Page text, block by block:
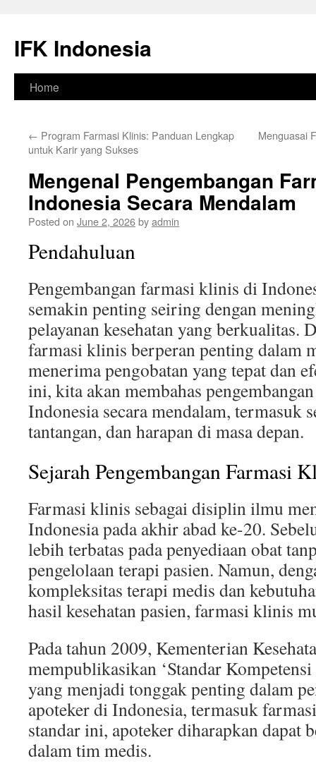
content
IFK Indonesia
Home
← Program Farmasi Klinis: Panduan Lengkap
untuk Karir yang Sukses
Menguasai
Mengenal Pengembangan
Indonesia Secara Mendalam
Posted on June 2, 2026byadmin
Pendahuluan
Pengembangan farmasi klinis di
semakin penting seiring dengan
pelayanan kesehatan yang berkualitas.
farmasi klinis berperan penting dalam
menerima pengobatan yang tepat dan
ini, kita akan membahas
Indonesia secara mendalam, termasuk
tantangan, dan harapan di masa depan.
Sejarah Pengembangan Farmasi
Farmasi klinis sebagai disiplin ilmu
Indonesia pada akhir abad ke-20.
lebih terbatas pada penyediaan obat
pengelolaan terapi pasien. Namun,
kompleksitas terapi medis dan
hasil kesehatan pasien, farmasi klinis
Pada tahun 2009, Kementerian
mempublikasikan ‘Standar
yang menjadi tonggak penting dalam
apoteker di Indonesia, termasuk
standar ini, apoteker diharapkan dapat
dalam tim medis.